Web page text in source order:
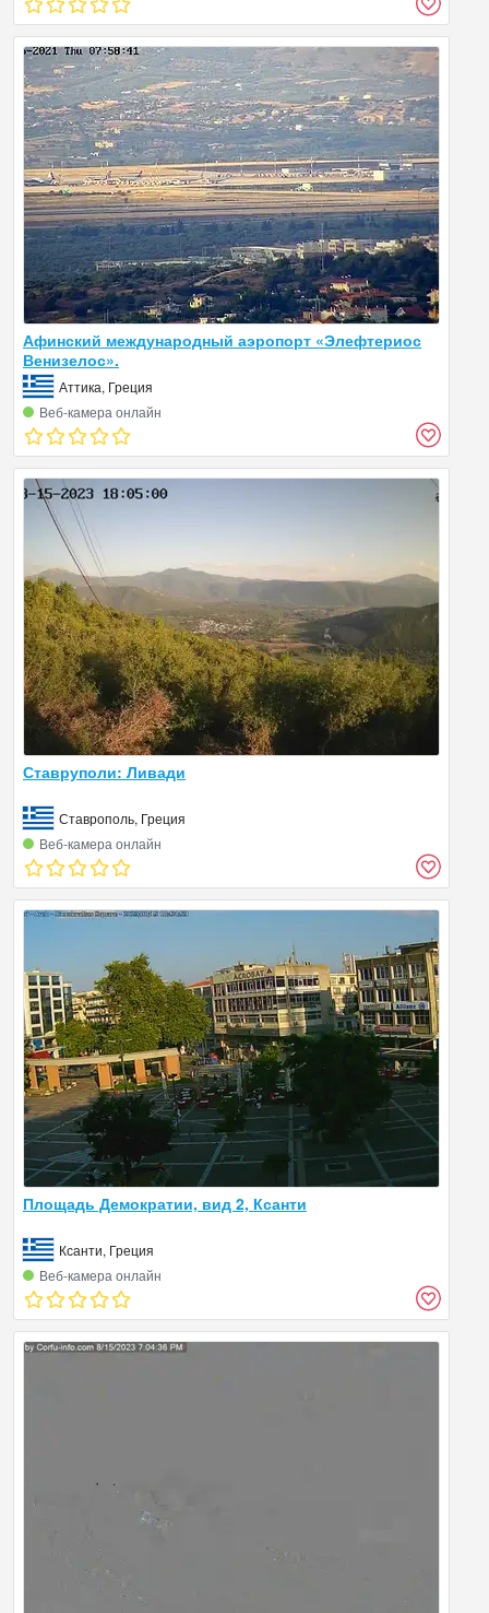
Афинский международный аэропорт «Элефтериос
Венизелос».
Аттика, Греция
Веб‑камера онлайн
Ставруполи: Ливади
Ставрополь, Греция
Веб‑камера онлайн
Площадь Демократии, вид 2, Ксанти
Ксанти, Греция
Веб‑камера онлайн